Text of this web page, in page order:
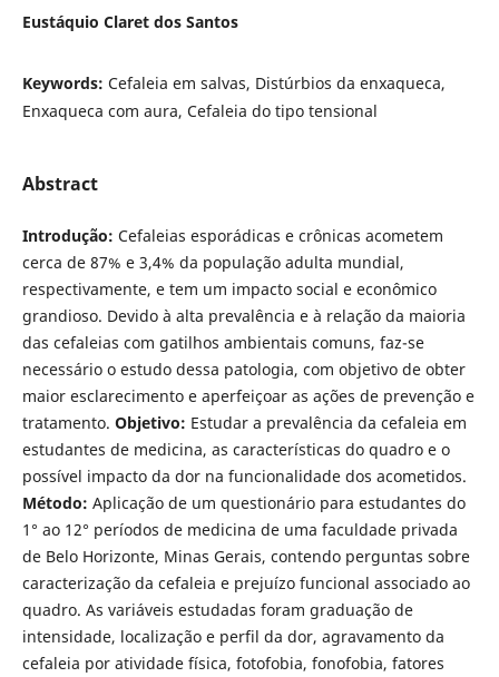
Eustáquio Claret dos Santos
Keywords: Cefaleia em salvas, Distúrbios da enxaqueca,
Enxaqueca com aura, Cefaleia do tipo tensional
Abstract
Introdução: Cefaleias esporádicas e crônicas acometem
cerca de 87% e 3,4% da população adulta mundial,
respectivamente, e tem um impacto social e econômico
grandioso. Devido à alta prevalência e à relação da maioria
das cefaleias com gatilhos ambientais comuns, faz-se
necessário o estudo dessa patologia, com objetivo de obter
maior esclarecimento e aperfeiçoar as ações de prevenção e
tratamento. Objetivo: Estudar a prevalência da cefaleia em
estudantes de medicina, as características do quadro e o
possível impacto da dor na funcionalidade dos acometidos.
Método: Aplicação de um questionário para estudantes do
1° ao 12° períodos de medicina de uma faculdade privada
de Belo Horizonte, Minas Gerais, contendo perguntas sobre
caracterização da cefaleia e prejuízo funcional associado ao
quadro. As variáveis estudadas foram graduação de
intensidade, localização e perfil da dor, agravamento da
cefaleia por atividade física, fotofobia, fonofobia, fatores